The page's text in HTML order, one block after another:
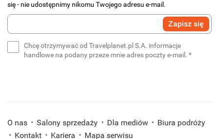
się - nie udostępnimy nikomu Twojego adresu e-mail.
Wprowadź
swój
Zapisz się
Chcę otrzymywać od Travelplanet.pl S.A. informacje
handlowe na podany przeze mnie adres poczty e-mail. *
O nas Salony sprzedaży Dla mediów
Biura podróży
Kontakt
Kariera Mapa serwisu